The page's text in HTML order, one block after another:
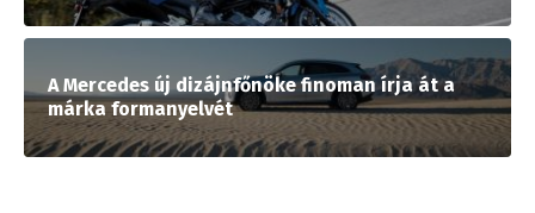
A Mercedes új dizájnfőnöke finoman írja át a
márka formanyelvét